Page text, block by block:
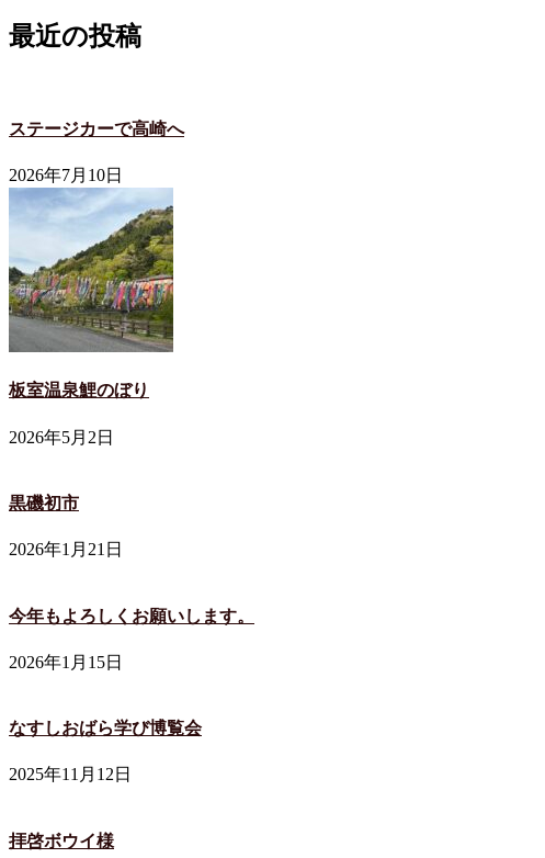
ペ
ー
送
ジ
最近の投稿
ステージカーで高崎へ
2026年7月10日
板室温泉鯉のぼり
2026年5月2日
黒磯初市
2026年1月21日
今年もよろしくお願いします。
2026年1月15日
なすしおばら学び博覧会
2025年11月12日
拝啓ボウイ様